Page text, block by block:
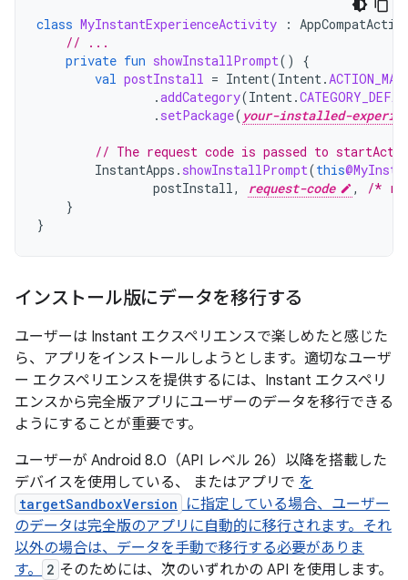
class MyInstantExperienceActivity :
// ...
private fun showInstallPrompt()
{
val postInstall = Intent(Intent.
.addCategory(Intent.
. setPackage( your-installed-
// The request code is passed to
InstantApps . showInstallPrompt(this
postInstall, request-code ,
/*
}
}
インストール版にデータを移行する
ユーザーは Instant エクスペリエンスで楽しめたと感じた
ら、アプリをインストールしようとします。適切なユーザ
ー エクスペリエンスを提供するには、Instant エクスペリ
エンスから完全版アプリにユーザーのデータを移行できる
ようにすることが重要です。
ユーザーが Android 8.0（API レベル 26）以降を搭載した
デバイスを使用している、 またはアプリで を
targetSandboxVersion
に指定している場合、ユーザー
のデータは完全版のアプリに自動的に移行されます。それ
以外の場合は、データを手動で移行する必要がありま
す。
2 そのためには、次のいずれかの API を使用します。